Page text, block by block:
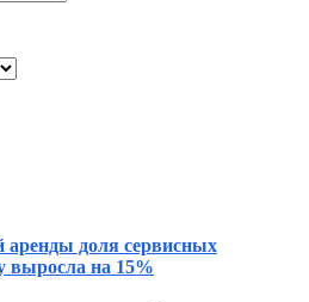
аренды доля сервисных
выросла на 15%